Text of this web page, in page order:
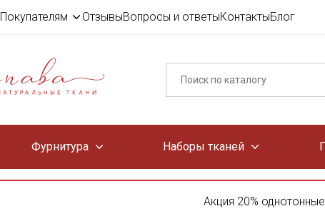
Покупателям ОтзывыВопросы и ответыКонтактыБлог
Фурнитура Наборы тканей
Акция 20%